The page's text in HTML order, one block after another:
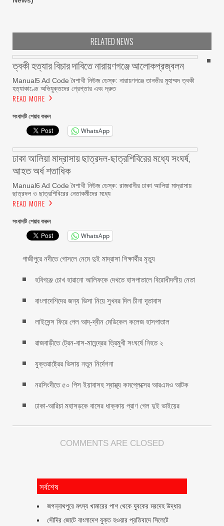
RELATED NEWS
ত্বকী হত্যার বিচার দাবিতে নারায়ণগঞ্জে আলোকপ্রজ্বলন
Manual5 Ad Code বৈশাখী নিউজ ডেস্ক: নারায়ণগঞ্জে তানভীর মুহাম্মদ ত্বকী
হত্যাকাণ্ডে অভিযুক্তদের গ্রেপ্তার এবং দ্রুত
READ MORE
সংবাদটি শেয়ার করুন
WhatsApp
ঢাকা আলিয়া মাদ্রাসায় ছাত্রদল-ছাত্রশিবিরের মধ্যে সংঘর্ষ,
আহত অর্ধ শতাধিক
Manual6 Ad Code বৈশাখী নিউজ ডেস্ক: রাজধানীর ঢাকা আলিয়া মাদ্রাসায়
ছাত্রদল ও ছাত্রশিবিরের নেতাকর্মীদের মধ্যে
READ MORE
সংবাদটি শেয়ার করুন
WhatsApp
গাজীপুরে নদীতে গোসলে নেমে দুই মাদ্রাসা শিক্ষার্থীর মৃত্যু
হবিগঞ্জে চোখ হারানো আলিফকে দেখতে হাসপাতালে বিরোধীদলীয় নেতা
বাংলাদেশিদের জন্য ভিসা নিয়ে সুখবর দিল চীনা দূতাবাস
লাইসেন্স ফিরে পেল আদ্-দ্বীন মেডিকেল কলেজ হাসপাতাল
রাজবাড়ীতে ট্রেন-বাস-মাহেন্দ্রর ত্রিমুখী সংঘর্ষে নিহত ২
যুক্তরাষ্ট্রের ভিসায় নতুন নির্দেশনা
নরসিংদীতে ৫০ পিস ইয়াবাসহ স্বাস্থ্য কমপ্লেক্সের আরএমও আটক
ঢাকা-আরিচা মহাসড়কে বাসের ধাক্কায় প্রাণ গেল দুই ভাইয়ের
COMMENTS ARE CLOSED
সর্বশেষ
জগন্নাথপুরে মৎস্য খামারের পাশ থেকে যুবকের মরদেহ উদ্ধার
সৌদির জোটে বাংলাদেশ যুক্ত হওয়ার প্রতিবাদে সিলেটে